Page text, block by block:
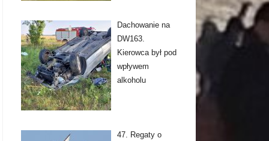
Dachowanie na
DW163.
Kierowca był pod
wpływem
alkoholu
47. Regaty o